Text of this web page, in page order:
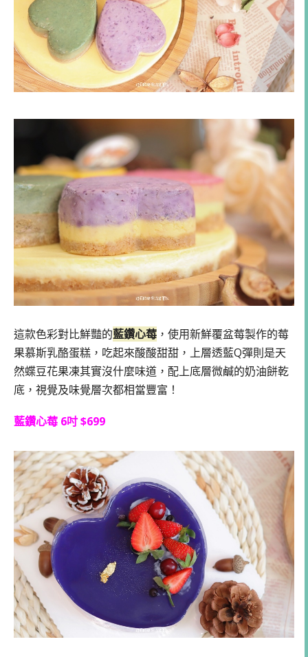
這款色彩對比鮮豔的藍鑽心莓 ，使用新鮮覆盆莓製作的莓
果慕斯乳酪蛋糕，吃起來酸酸甜甜，上層透藍Q彈則是天
然蝶豆花果凍其實沒什麼味道，配上底層微鹹的奶油餅乾
底，視覺及味覺層次都相當豐富！
藍鑽心莓 6吋 $699